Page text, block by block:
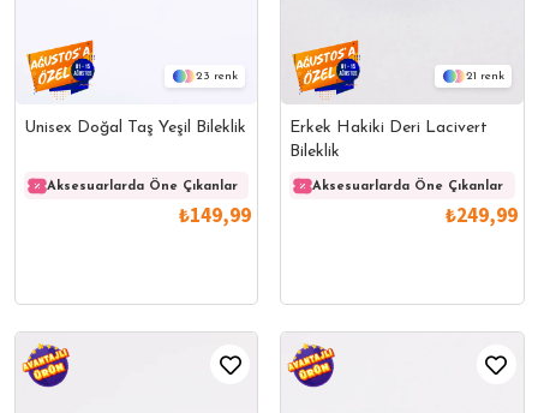
23
Unisex Doğal Taş Yeşil Bileklik
Aksesuarlarda Öne Çıkanlar Aksesuarlarda Öne Çıkanlar
₺149,99
21
Erkek Hakiki Deri Lacivert
Bileklik
Aksesuarlarda Öne Çıkanlar
₺249,99